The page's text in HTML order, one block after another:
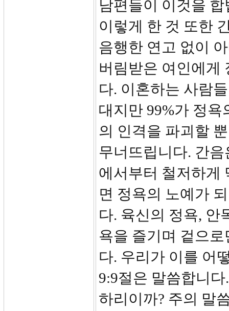
남편들이 이것을
이렇게 한 것 또한
음행한 연고 없이
버림받은 여인에게
다. 이혼하는 사람
대지만 99%가 정
의 인격을 파괴할
무너뜨립니다. 간
에서부터 철저하게
면 정욕의 노예가
다. 육신의 정욕, 안
욕을 즐기며 겉으
다. 우리가 이를 어
9:9절은 말씀합니
하리이까? 주의 말